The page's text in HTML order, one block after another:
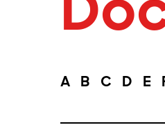
A B C D E